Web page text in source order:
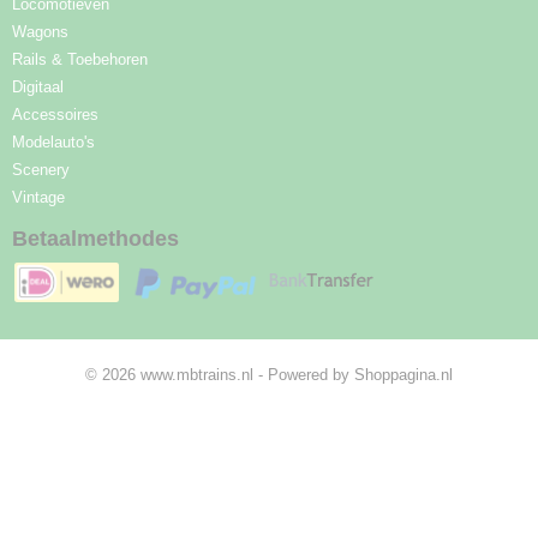
Locomotieven
Wagons
Rails & Toebehoren
Digitaal
Accessoires
Modelauto's
Scenery
Vintage
Betaalmethodes
© 2026 www.mbtrains.nl - Powered by Shoppagina.nl